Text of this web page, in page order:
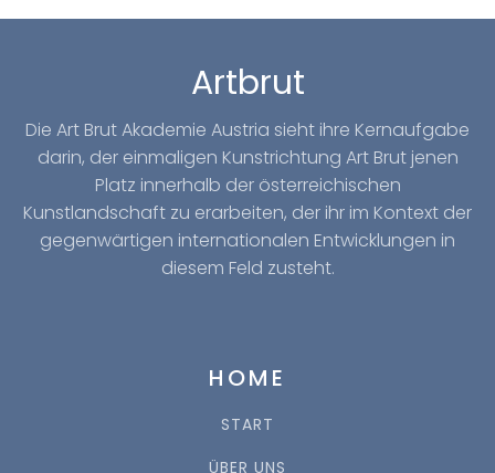
Artbrut
Die Art Brut Akademie Austria sieht ihre Kernaufgabe
darin, der einmaligen Kunstrichtung Art Brut jenen
Platz innerhalb der österreichischen
Kunstlandschaft zu erarbeiten, der ihr im Kontext der
gegenwärtigen internationalen Entwicklungen in
diesem Feld zusteht.
HOME
START
ÜBER UNS